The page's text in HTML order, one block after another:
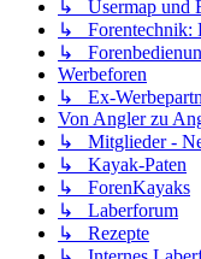
↳ Usermap und
↳ Forentechnik:
↳
Werbeforen
↳ Ex-
Von Angler zu
↳ Mitglieder -
↳ Kayak-Paten
↳ ForenKayaks
↳ Laberforum
↳ Rezepte